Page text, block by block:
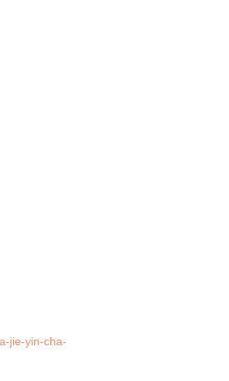
jie-yin-cha-